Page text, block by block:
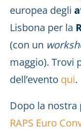
europea degli
Lisbona per la
(con un
maggio). Trovi
dell’evento qui.
Dopo la nostra
RAPS Euro